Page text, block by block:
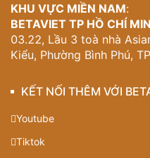
KHU VỰC MIỀN NAM:
BETAVIET TP HỒ CHÍ
03.22, Lầu 3 toà nhà
Kiểu, Phường Bình Phú,
KẾT NỐI THÊM VỚI
Youtube
Tiktok